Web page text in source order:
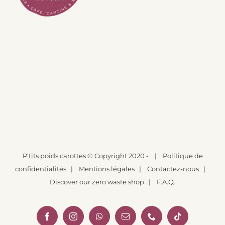
P'tits poids carottes© Copyright 2020 - | Politique de
confidentialités | Mentions légales | Contactez-nous |
Discover our zero waste shop | F.A.Q.
FacebookInstagramWhatsAppEmail TéléphoneTiktok